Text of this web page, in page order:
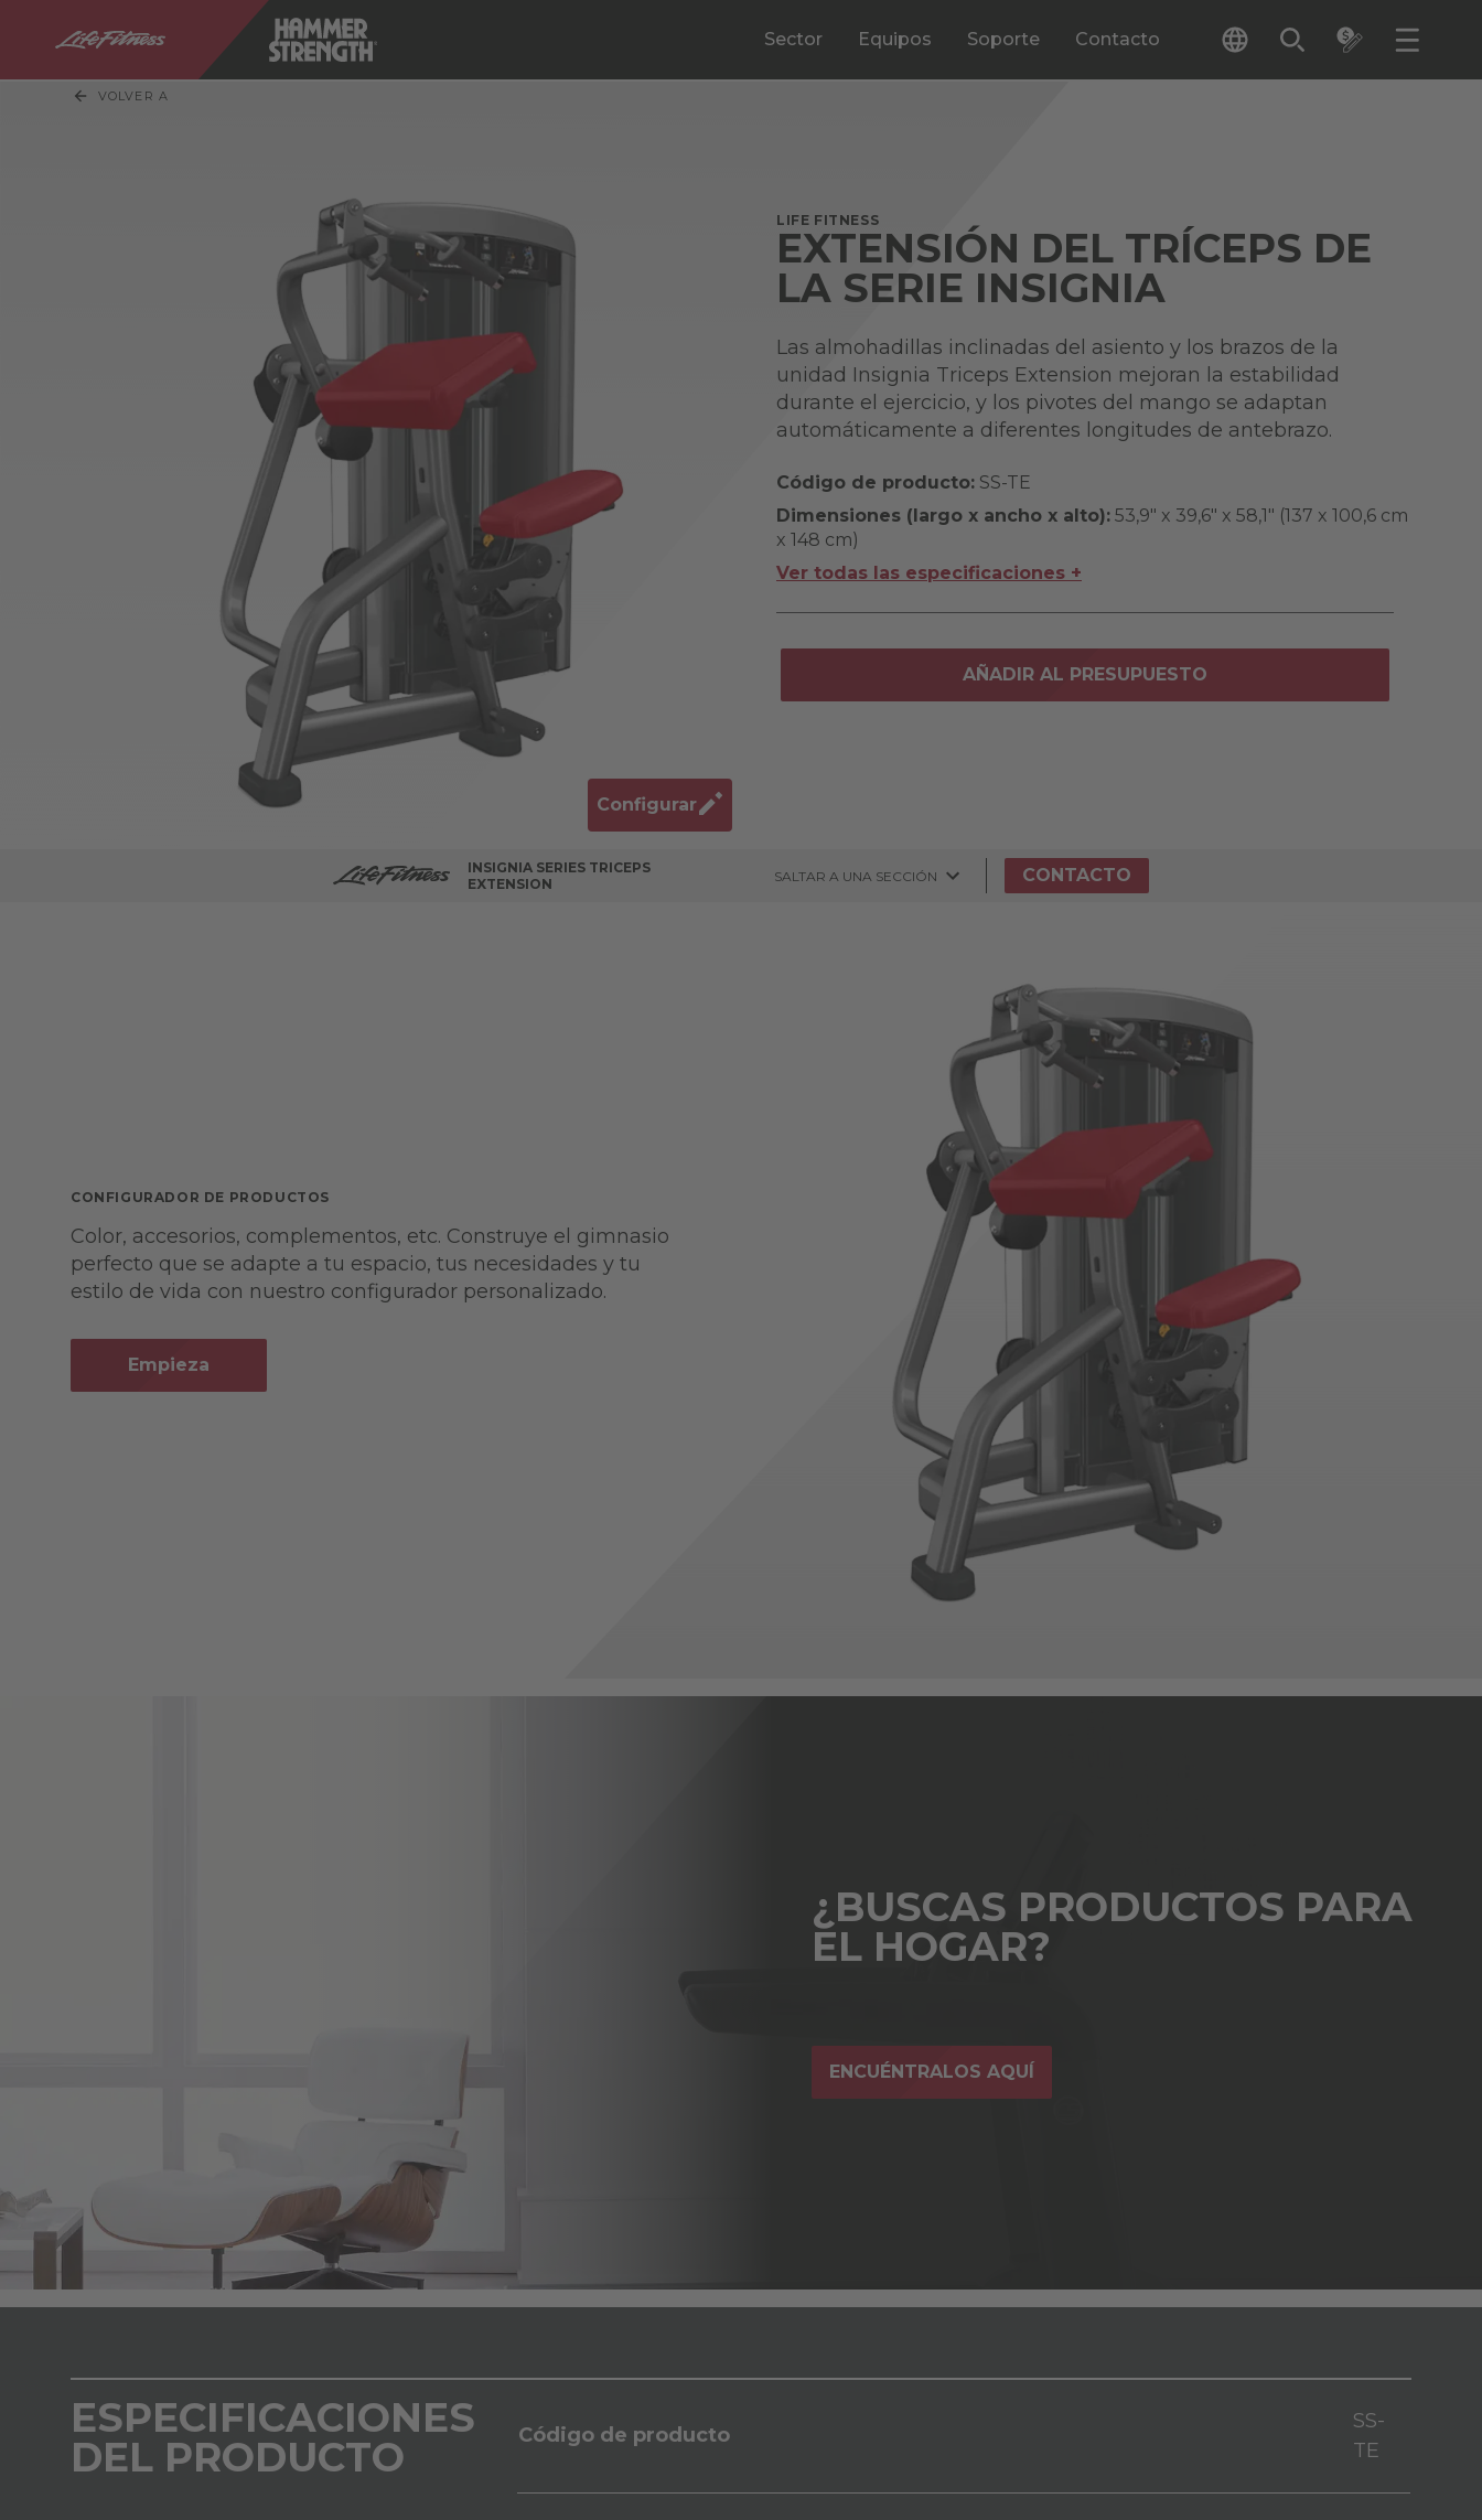
Sector Equipos Soporte Contacto
VOLVER A
Configurar
LIFE FITNESS
EXTENSIÓN DEL TRÍCEPS DE
LA SERIE INSIGNIA
Las almohadillas inclinadas del asiento y los brazos de la
unidad Insignia Triceps Extension mejoran la estabilidad
durante el ejercicio, y los pivotes del mango se adaptan
automáticamente a diferentes longitudes de antebrazo.
Código de producto: SS-TE
Dimensiones (largo x ancho x alto): 53,9" x 39,6" x 58,1" (137 x 100,6 cm
x 148 cm)
Ver todas las especificaciones +
AÑADIR AL PRESUPUESTO
INSIGNIA SERIES TRICEPS
EXTENSION
SALTAR A UNA SECCIÓN CONTACTO
CONFIGURADOR DE PRODUCTOS
Color, accesorios, complementos, etc. Construye el gimnasio
perfecto que se adapte a tu espacio, tus necesidades y tu
estilo de vida con nuestro configurador personalizado.
Empieza
¿BUSCAS PRODUCTOS PARA
EL HOGAR?
ENCUÉNTRALOS AQUÍ
ESPECIFICACIONES
DEL PRODUCTO
Código de producto
SS-
TE